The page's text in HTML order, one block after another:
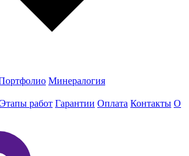
Минералогия
Этапы работ Гарантии Оплата Контакты О